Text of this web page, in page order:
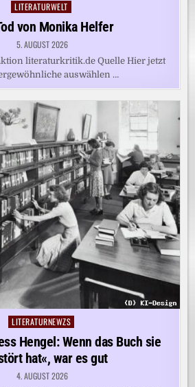
Posted
in
LITERATURWELT
von Monika Helfer
5. AUGUST 2026
literaturkritik.de Quelle Hier jetzt
auswählen …
Posted
LITERATURNEWZS
Hengel: Wenn das Buch sie
hat«, war es gut
4. AUGUST 2026